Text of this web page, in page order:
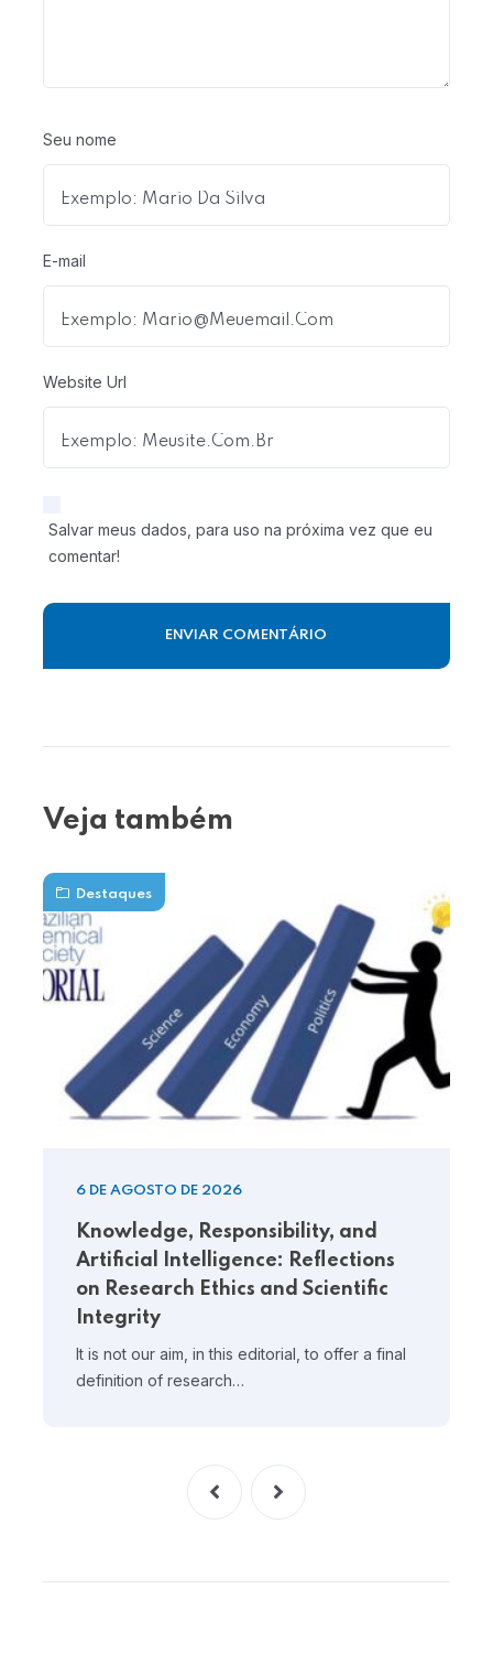
Seu nome
E-mail
Website Url
Salvar meus dados, para uso na próxima vez que eu
comentar!
Veja também
Destaques
6 DE AGOSTO DE 2026
Knowledge, Responsibility, and
Artificial Intelligence: Reflections
on Research Ethics and Scientific
Integrity
It is not our aim, in this editorial, to offer a final
definition of research…